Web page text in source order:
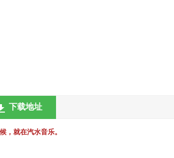
下载地址
，就在汽水音乐。